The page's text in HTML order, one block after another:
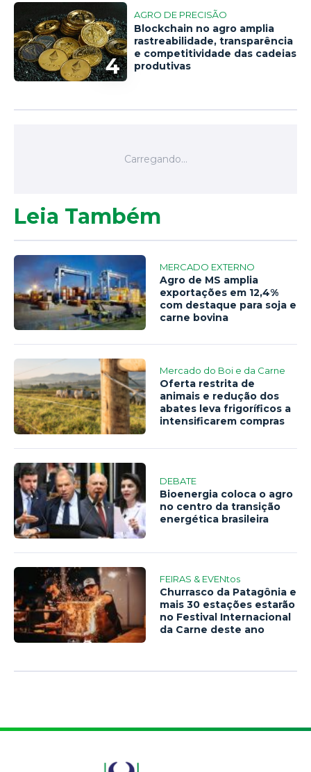
4
AGRO DE PRECISÃO
Blockchain no agro amplia
rastreabilidade, transparência
e competitividade das cadeias
produtivas
Leia Também
MERCADO EXTERNO
Agro de MS amplia
exportações em 12,4%
com destaque para soja e
carne bovina
Mercado do Boi e da Carne
Oferta restrita de
animais e redução dos
abates leva frigoríficos a
intensificarem compras
DEBATE
Bioenergia coloca o agro
no centro da transição
energética brasileira
FEIRAS & EVENtos
Churrasco da Patagônia e
mais 30 estações estarão
no Festival Internacional
da Carne deste ano